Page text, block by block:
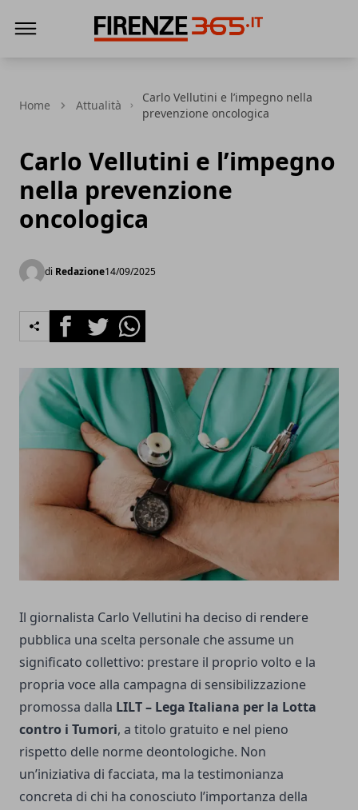
Home Attualità
Carlo Vellutini e l’impegno nella
prevenzione oncologica
Carlo Vellutini e l’impegno
nella prevenzione
oncologica
di Redazione14/09/2025
FacebookTwitterWhatsapp
Il giornalista Carlo Vellutini ha deciso di rendere
pubblica una scelta personale che assume un
significato collettivo: prestare il proprio volto e la
propria voce alla campagna di sensibilizzazione
promossa dalla LILT – Lega Italiana per la Lotta
contro i Tumori, a titolo gratuito e nel pieno
rispetto delle norme deontologiche. Non
un’iniziativa di facciata, ma la testimonianza
concreta di chi ha conosciuto l’importanza della